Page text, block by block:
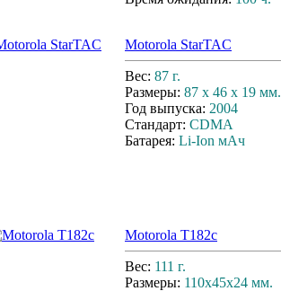
Motorola StarTAC
Вес: 87 г.
Размеры: 87 x 46 x 19 мм.
Год выпуска: 2004
Стандарт: CDMA
Батарея: Li-Ion мАч
Motorola T182c
Вес: 111 г.
Размеры: 110x45x24 мм.